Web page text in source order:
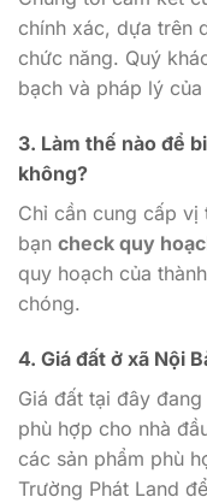
chính xác, dựa trên
chức năng. Quý
bạch và pháp lý
3. Làm thế nào để
không?
Chỉ cần cung cấp
bạn check quy
quy hoạch của
chóng.
4. Giá đất ở xã Nội
Giá đất tại đây
phù hợp cho nhà
các sản phẩm phù
Trường Phát Land